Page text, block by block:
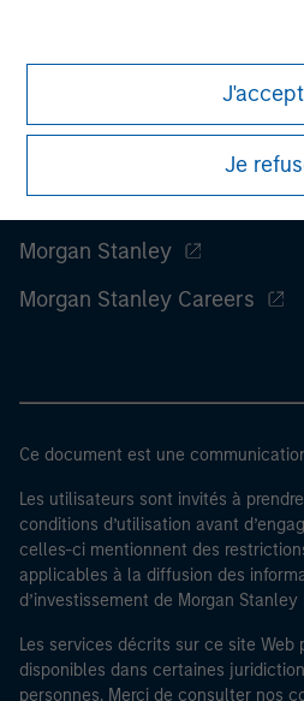
Je
Morgan Stanley
Morgan Stanley Careers
Ce document est une
Les utilisateurs sont invités à
conditions d’utilisation avant
celles-ci mentionnent des
applicables à la diffusion des
d’investissement de Morgan
Les services décrits sur ce site Web
disponibles dans certaines
personnes. Merci de consulter nos